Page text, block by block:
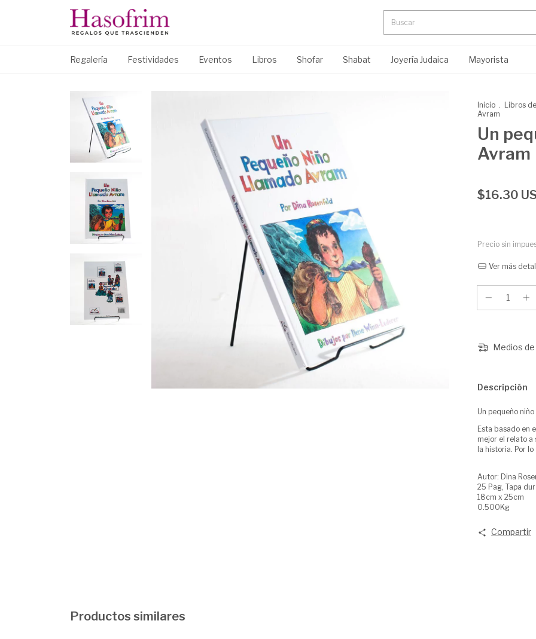
Regalería Festividades Eventos Libros Shofar Shabat Joyería Judaica Mayorista
Inicio . Libros
Avram
Un
Avram
$16.30
Precio sin
Ver más
Medios
Descripción
Un pequeño
Esta basado en
mejor el relato a
la historia. Por
Autor: Dina
25 Pag, Tapa
18cm x 25cm
0.500Kg
Compartir
Productos similares